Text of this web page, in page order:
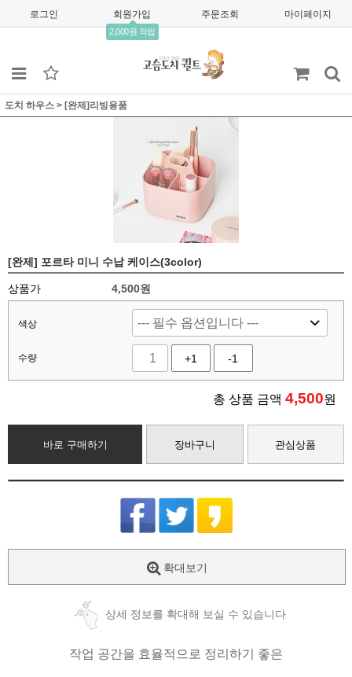
로그인 회원가입
2,000원 적립
주문조회 마이페이지
도치 하우스 > [완제]리빙용품
[완제] 포르타 미니 수납 케이스(3color)
상품가 4,500원
색상
수량 +1 -1
총 상품 금액 4,500원
바로 구매하기 장바구니 관심상품
확대보기
상세 정보를 확대해 보실 수 있습니다
작업 공간을 효율적으로 정리하기 좋은